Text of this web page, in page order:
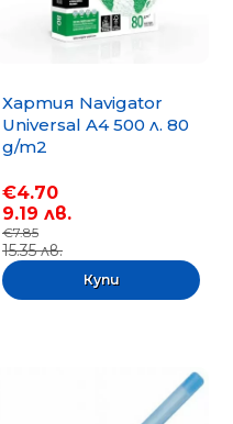
Хартия Navigator
Universal A4 500 л. 80
g/m2
€4.70
9.19 лв.
€7.85
15.35 лв.